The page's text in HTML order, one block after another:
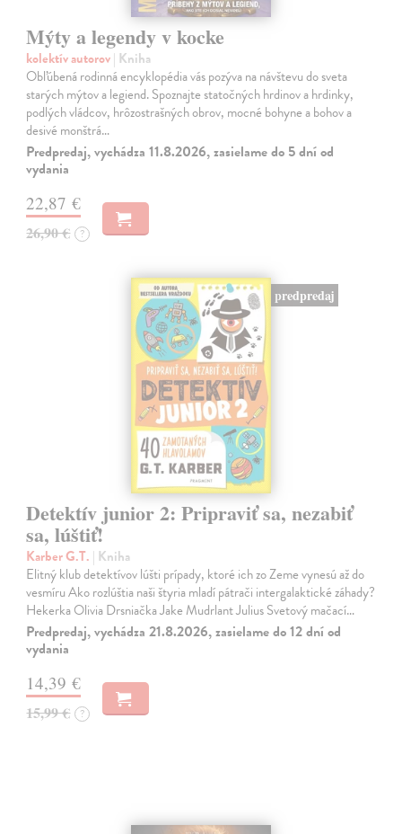
Mýty a legendy v kocke
kolektív autorov| Kniha
Obľúbená rodinná encyklopédia vás pozýva na návštevu do sveta
starých mýtov a legiend. Spoznajte statočných hrdinov a hrdinky,
podlých vládcov, hrôzostrašných obrov, mocné bohyne a bohov a
desivé monštrá…
Predpredaj, vychádza 11.8.2026, zasielame do 5 dní od
vydania
22,87 €
26,90 € ?
predpredaj
Detektív junior 2: Pripraviť sa, nezabiť
sa, lúštiť!
Karber G.T. | Kniha
Elitný klub detektívov lúšti prípady, ktoré ich zo Zeme vynesú až do
vesmíru Ako rozlúštia naši štyria mladí pátrači intergalaktické záhady?
Hekerka Olivia Drsniačka Jake Mudrlant Julius Svetový mačací…
Predpredaj, vychádza 21.8.2026, zasielame do 12 dní od
vydania
14,39 €
15,99 € ?